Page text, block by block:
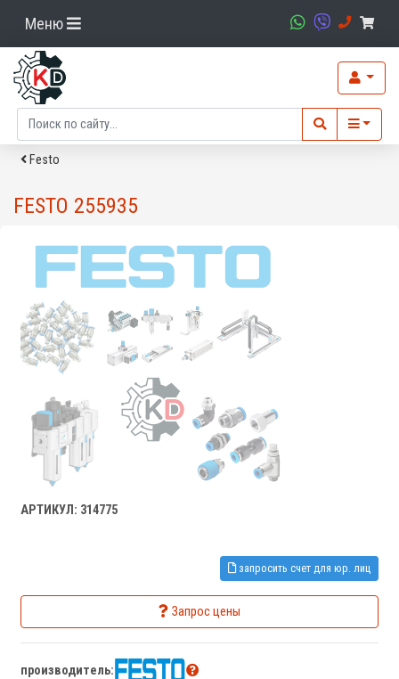
Меню
Festo
FESTO 255935
АРТИКУЛ: 314775
запросить счет для юр. лиц
Запрос цены
производитель: